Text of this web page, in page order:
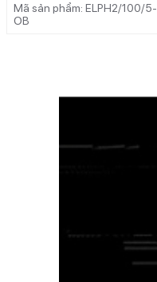
Mã sản phẩm: ELPH2/100/5-
OB